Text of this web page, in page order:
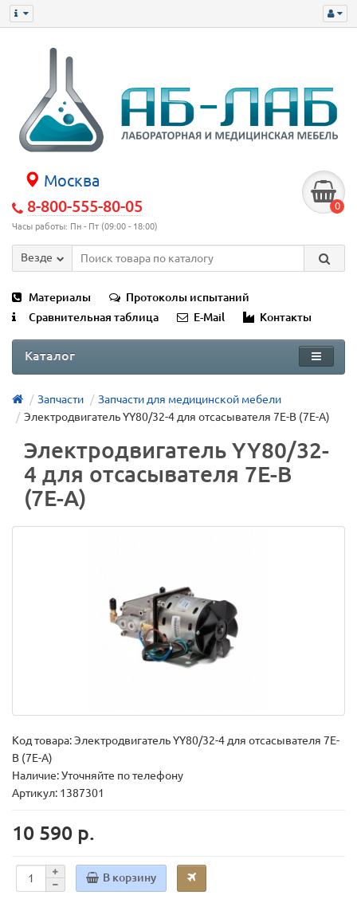
Москва
8-800-555-80-05
Часы работы: Пн - Пт (09:00 - 18:00)
0
Везде
Материалы
Протоколы испытаний
Сравнительная таблица
E-Mail Контакты
Каталог
Запчасти
Запчасти для медицинской мебели
Электродвигатель YY80/32-4 для отсасывателя 7E-B (7E-A)
Электродвигатель YY80/32-
4 для отсасывателя 7E-B
(7E-A)
Код товара:Электродвигатель YY80/32-4 для отсасывателя 7E-
B (7E-A)
Наличие: Уточняйте по телефону
Артикул: 1387301
10 590 р.
В корзину